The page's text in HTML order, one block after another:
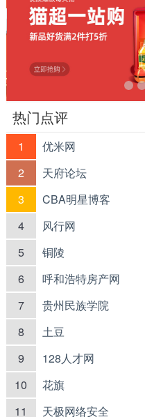
热门点评
1 优米网
2 天府论坛
3 CBA明星博客
4 风行网
5 铜陵
6 呼和浩特房产网
7 贵州民族学院
8 土豆
9 128人才网
10 花旗
11 天极网络安全